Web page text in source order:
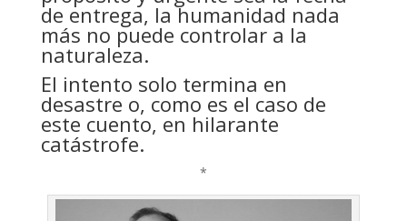
de entrega, la humanidad nada
más no puede controlar a la
naturaleza.
El intento solo termina en
desastre o, como es el caso de
este cuento, en hilarante
catástrofe.
*